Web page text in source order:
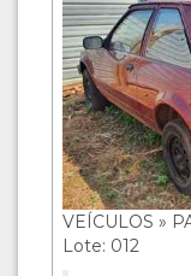
VEÍCULOS »
Lote: 012